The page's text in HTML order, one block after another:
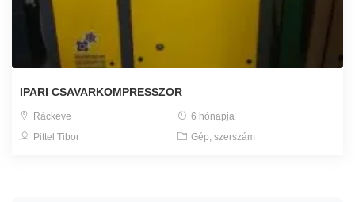
IPARI CSAVARKOMPRESSZOR
Ráckeve
6 hónapja
Pittel Tibor
Gép, szerszám